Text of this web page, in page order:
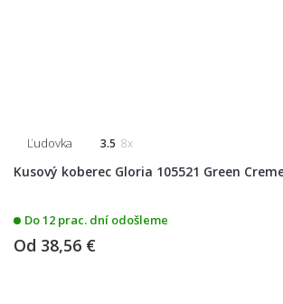
Ľudovka 3.5 8x
Kusový koberec Gloria 105521 Green
Do 12 prac. dní odošleme
Od 38,56 €